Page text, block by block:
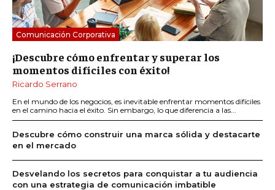
Comunicación Corporativa
¡Descubre cómo enfrentar y superar los
momentos difíciles con éxito!
Ricardo Serrano
En el mundo de los negocios, es inevitable enfrentar momentos difíciles
en el camino hacia el éxito. Sin embargo, lo que diferencia a las...
Descubre cómo construir una marca sólida y destacarte
en el mercado
Desvelando los secretos para conquistar a tu audiencia
con una estrategia de comunicación imbatible